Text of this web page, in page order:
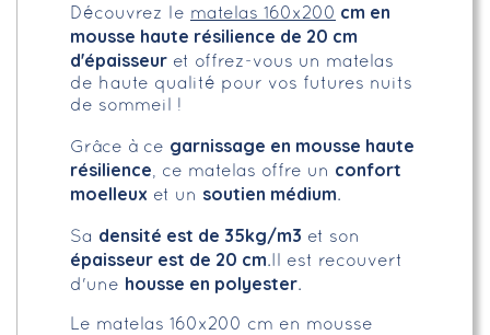
Découvrez le matelas 160x200 cm en
mousse haute résilience de 20 cm
d'épaisseur et offrez-vous un matelas
de haute qualité pour vos futures nuits
de sommeil !
Grâce à ce garnissage en mousse haute
résilience, ce matelas offre un confort
moelleux et un soutien médium.
Sa densité est de 35kg/m3 et son
épaisseur est de 20 cm.Il est recouvert
d'une housse en polyester.
Le matelas 160x200 cm en mousse